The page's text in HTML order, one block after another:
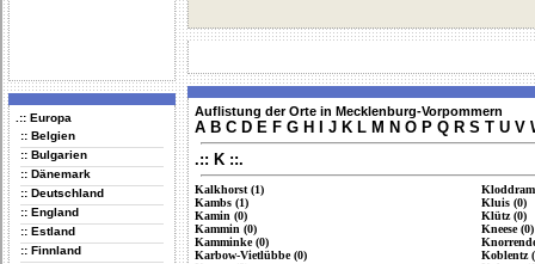
.:: Europa
:: Belgien
:: Bulgarien
:: Dänemark
:: Deutschland
:: England
:: Estland
:: Finnland
Auflistung der Orte in Mecklenburg-Vorpommern
A B C D E F G H J K L M N O P Q R S T U V
.:: K ::.
Kalkhorst (1)
Kambs (1)
Kamin (0)
Kammin (0)
Kamminke (0)
Karbow-Vietlübbe (0)
Kluis (0)
Klütz (0)
Kneese (0)
Koblentz